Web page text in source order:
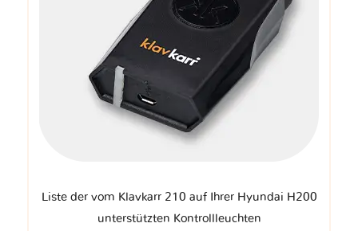
Liste der vom Klavkarr 210 auf Ihrer Hyundai H200
unterstützten Kontrollleuchten